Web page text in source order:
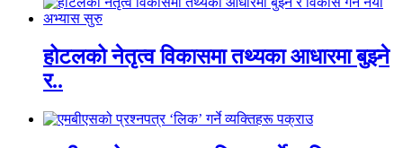
होटलको नेतृत्व विकासमा तथ्यका आधारमा बुझ्ने
र..